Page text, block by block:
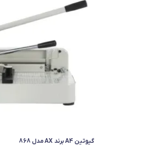
گیوتین A4 برند AX مدل 868